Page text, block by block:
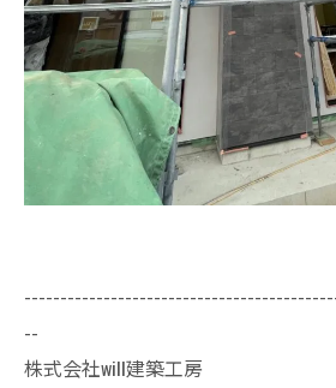
--
株式会社will建築工房